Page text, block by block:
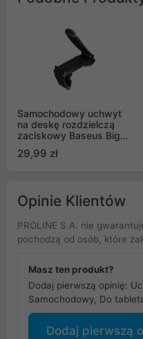
Samochodowy uchwyt
na deskę rozdzielczą
zaciskowy Baseus Big
czarny (SUDZ-A01)
29,99 zł
Opinie Klientów
PROLINE S.A. nie
pochodzą od osób, które
Masz ten produkt?
Dodaj pierwszą opinię:
Samochodowy, Do
Dodaj pierwszą